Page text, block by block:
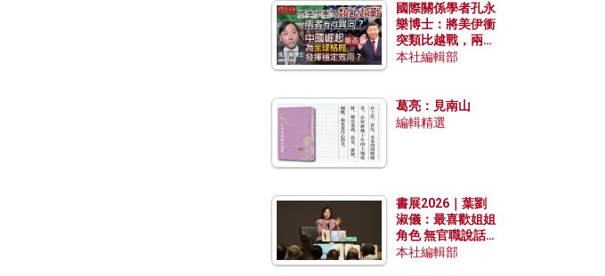
國際關係學者孔永
樂博士：將美伊衝
突類比越戰，兩者
有何異同？中國崛
本社編輯部
葛亮：見南山
編輯精選
書展2026｜葉劉
淑儀：最喜歡姐姐
角色 無官職說話
包袱少
本社編輯部